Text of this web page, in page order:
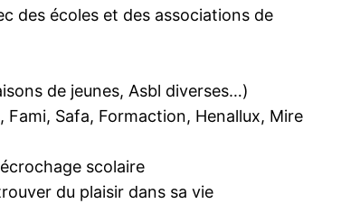
des écoles et des associations de
de jeunes, Asbl diverses…)
Safa, Formaction, Henallux, Mire
scolaire
du plaisir dans sa vie